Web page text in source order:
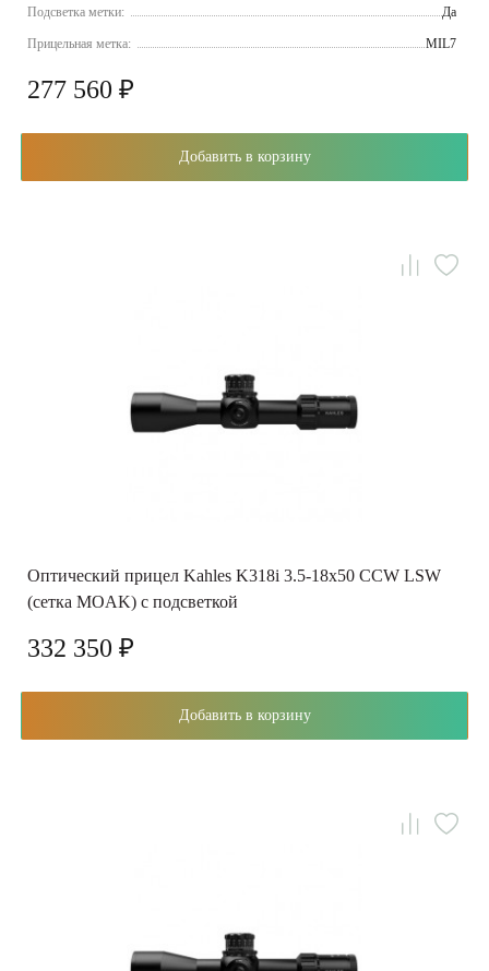
Подсветка метки: Да
Прицельная метка: MIL7
277 560 ₽
Добавить в корзину
Оптический прицел Kahles K318i 3.5-18x50 CCW LSW
(сетка MOAK) с подсветкой
332 350 ₽
Добавить в корзину